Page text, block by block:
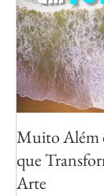
Muito Além
que
Arte